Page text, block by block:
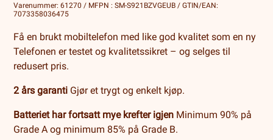
Varenummer: 61270 / MFPN : SM-S921BZVGEUB / GTIN/EAN:
7073358036475
Få en brukt mobiltelefon med like god kvalitet som en ny
Telefonen er testet og kvalitetssikret – og selges til
redusert pris.
2 års garanti Gjør et trygt og enkelt kjøp.
Batteriet har fortsatt mye krefter igjen Minimum 90% på
Grade A og minimum 85% på Grade B.